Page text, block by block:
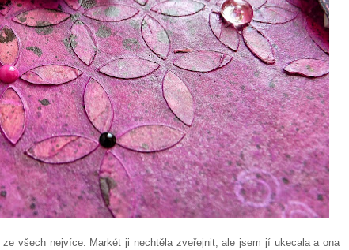
všech nejvíce. Markét ji nechtěla zveřejnit, ale jsem jí ukecala a ona